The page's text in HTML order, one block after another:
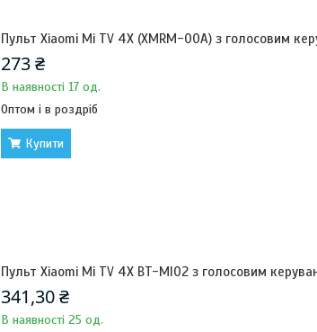
Пульт Xiaomi Mi TV 4X (XMRM-00A) з голосовим
273 ₴
В наявності 17 од.
Оптом і в роздріб
Купити
Пульт Xiaomi Mi TV 4X BT-MI02 з голосовим
341,30 ₴
В наявності 25 од.